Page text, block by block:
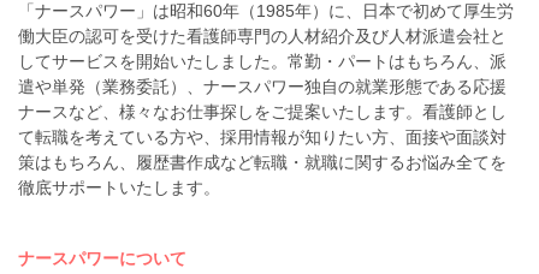
「ナースパワー」は昭和60年（1985年）に、日本で初めて厚生労
働大臣の認可を受けた看護師専門の人材紹介及び人材派遣会社と
してサービスを開始いたしました。常勤・パートはもちろん、派
遣や単発（業務委託）、ナースパワー独自の就業形態である応援
ナースなど、様々なお仕事探しをご提案いたします。看護師とし
て転職を考えている方や、採用情報が知りたい方、面接や面談対
策はもちろん、履歴書作成など転職・就職に関するお悩み全てを
徹底サポートいたします。
ナースパワーについて